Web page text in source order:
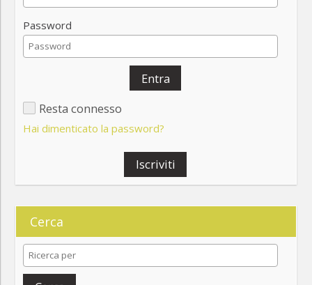
Password
Entra
Resta connesso
Hai dimenticato la password?
Iscriviti
Cerca